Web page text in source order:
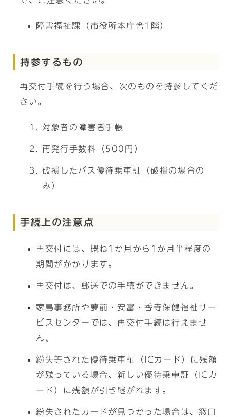
障害福祉課（市役所本庁舎1階）
持参するもの
再交付手続を行う場合、次のものを持参してくだ
さい。
対象者の障害者手帳
再発行手数料（500円）
破損したバス優待乗車証（破損の場合の
み）
手続上の注意点
再交付には、概ね1か月から1か月半程度の
期間がかかります。
再交付は、郵送での手続ができません。
家島事務所や夢前・安富・香寺保健福祉サー
ビスセンターでは、再交付手続は行えませ
ん。
紛失等された優待乗車証（ICカード）に残額
が残っている場合、新しい優待乗車証（ICカ
ード）に残額が引き継がれます。
紛失されたカードが見つかった場合は、窓口